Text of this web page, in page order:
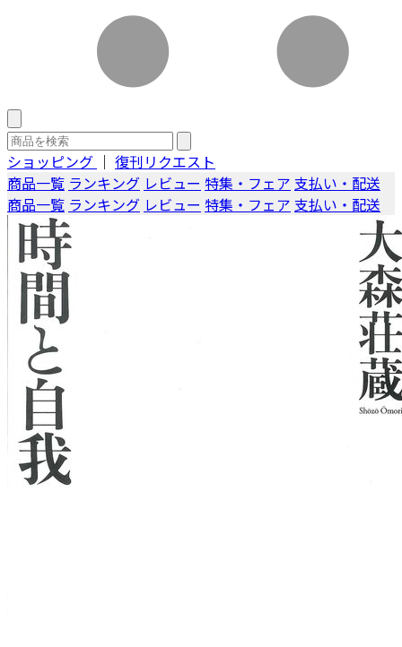
ショッピング ｜ 復刊リクエスト
商品一覧 ランキング レビュー 特集・フェア 支払い・配送
商品一覧 ランキング レビュー 特集・フェア 支払い・配送